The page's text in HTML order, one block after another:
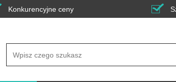
Konkurencyjne ceny